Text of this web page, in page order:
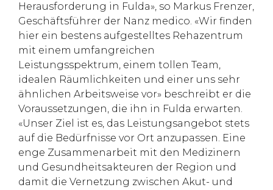
Herausforderung in Fulda», so Markus Frenzer,
Geschäftsführer der Nanz medico. «Wir finden
hier ein bestens aufgestelltes Rehazentrum
mit einem umfangreichen
Leistungsspektrum, einem tollen Team,
idealen Räumlichkeiten und einer uns sehr
ähnlichen Arbeitsweise vor» beschreibt er die
Voraussetzungen, die ihn in Fulda erwarten.
«Unser Ziel ist es, das Leistungsangebot stets
auf die Bedürfnisse vor Ort anzupassen. Eine
enge Zusammenarbeit mit den Medizinern
und Gesundheitsakteuren der Region und
damit die Vernetzung zwischen Akut- und